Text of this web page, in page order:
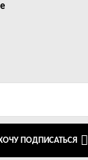
ПОДПИСАТЬСЯ